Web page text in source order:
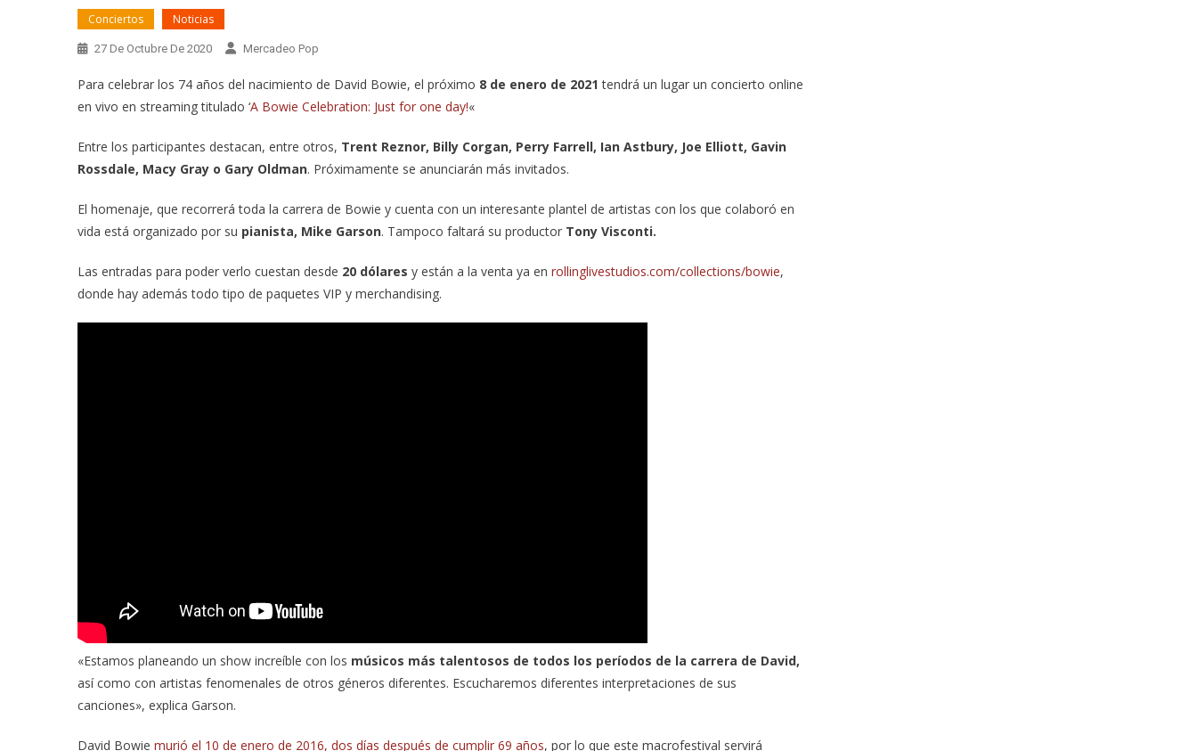
Conciertos Noticias
27 De Octubre De 2020 Mercadeo Pop
Para celebrar los 74 años del nacimiento de David Bowie, el próximo 8 de enero de 2021tendrá un lugar un concierto online
en vivo en streaming titulado ‘A Bowie Celebration: Just for one day!«
Entre los participantes destacan, entre otros, Trent Reznor, Billy Corgan, Perry Farrell, Ian Astbury, Joe Elliott, Gavin
Rossdale, Macy Gray o Gary Oldman. Próximamente se anunciarán más invitados.
El homenaje, que recorrerá toda la carrera de Bowie y cuenta con un interesante plantel de artistas con los que colaboró en
vida está organizado por su pianista, Mike Garson. Tampoco faltará su productor Tony Visconti.
Las entradas para poder verlo cuestan desde 20 dólares y están a la venta ya en rollinglivestudios.com/collections/bowie,
donde hay además todo tipo de paquetes VIP y merchandising.
«Estamos planeando un show increíble con los músicos más talentosos de todos los períodos de la carrera de David,
así como con artistas fenomenales de otros géneros diferentes. Escucharemos diferentes interpretaciones de sus
canciones», explica Garson.
David Bowie murió el 10 de enero de 2016, dos días después de cumplir 69 años, por lo que este macrofestival servirá